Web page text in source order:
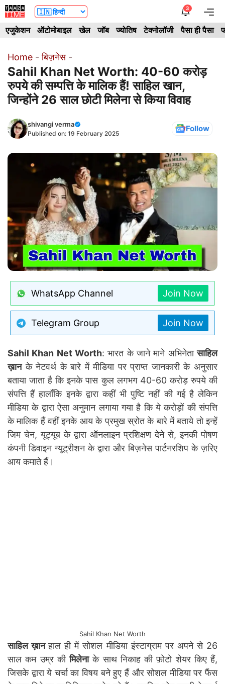
Skip
to
content
3
एजुकेशन ऑटोमोबाइल खेल जॉब ज्योतिष टेक्नोलॉजी पैसा ही पैसा
Home -बिज़नेस-
Sahil Khan Net Worth: 40-60 करोड़
रुपये की सम्पत्ति के मालिक हैं! साहिल खान,
जिन्होंने 26 साल छोटी मिलेना से किया विवाह
shivangi verma
Published on: 19 February 2025 Follow
WhatsApp Channel Join Now
Telegram Group Join Now
Sahil Khan Net Worth: भारत के जाने माने अभिनेतासाहिल
ख़ानके नेटवर्थ के बारे में मीडिया पर प्राप्त जानकारी के अनुसार
बताया जाता है कि इनके पास कुल लगभग 40-60 करोड़ रुपये की
संपत्ति हैं हालाँकि इनके द्वारा कहीं भी पुष्टि नहीं की गई है लेकिन
मीडिया के द्वारा ऐसा अनुमान लगाया गया है कि ये करोड़ों की संपत्ति
के मालिक हैं वहीं इनके आय के प्रमुख स्रोत के बारे में बताये तो इन्हें
जिम चेन, यूट्यूब के द्वारा ऑनलाइन प्रशिक्षण देने से, इनकी पोषण
कंपनी डिवाइन न्यूट्रीशन के द्वारा और बिज़नेस पार्टनरशिप के ज़रिए
आय कमाते हैं।
Sahil Khan Net Worth
साहिल ख़ानहाल ही में सोशल मीडिया इंस्टाग्राम पर अपने से 26
साल कम उम्र कीमिलेनाके साथ निकाह की फ़ोटो शेयर किए हैं,
जिसके द्वारा ये चर्चा का विषय बने हुए हैं और सोशल मीडिया पर फैंस